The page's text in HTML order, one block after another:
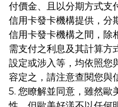
付價金、且以分期方式支
信用卡發卡機構提供，分
信用卡發卡機構之間，除
需支付之利息及其計算方
設定或涉入等，均依照您
容定之，請注意查閱您與
5. 您瞭解並同意，雖然歐